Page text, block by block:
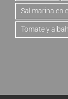
Sal marina en
Tomate y